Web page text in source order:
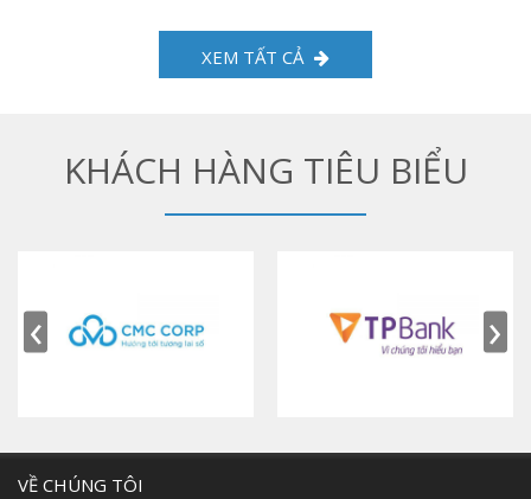
XEM TẤT CẢ
KHÁCH HÀNG TIÊU BIỂU
‹ ›
VỀ CHÚNG TÔI